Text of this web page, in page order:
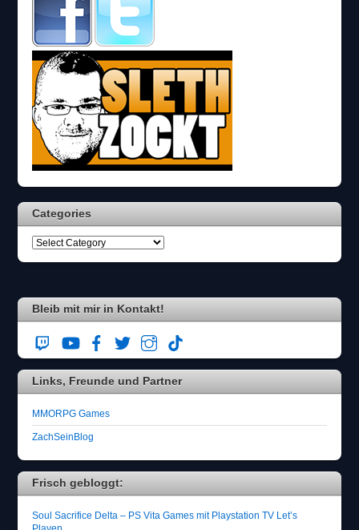
c
h
?
a
n
n
w
ä
h
l
n
i
t
e
d
a
s
l
g
z
g
Categories
Bleib mit mir in Kontakt!
Links, Freunde und Partner
MMORPG Games
ZachSeinBlog
Frisch gebloggt:
Soul Sacrifice Delta – PS Vita Games mit Playstation TV Let’s